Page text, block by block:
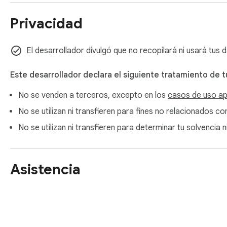
El módulo de captura con anotaciones y exportación a
además de los perfiles de grabación programada, es Pro,
Una alternativa sin cuenta a los grabadores por
Política de privacidad https://zovo.one/privacy-policy
Privacidad
El desarrollador divulgó que no recopilará ni usará
Este desarrollador declara el siguiente tratamiento de
No se venden a terceros, excepto en los casos de uso
No se utilizan ni transfieren para fines no relacionados
No se utilizan ni transfieren para determinar tu solvencia
Asistencia